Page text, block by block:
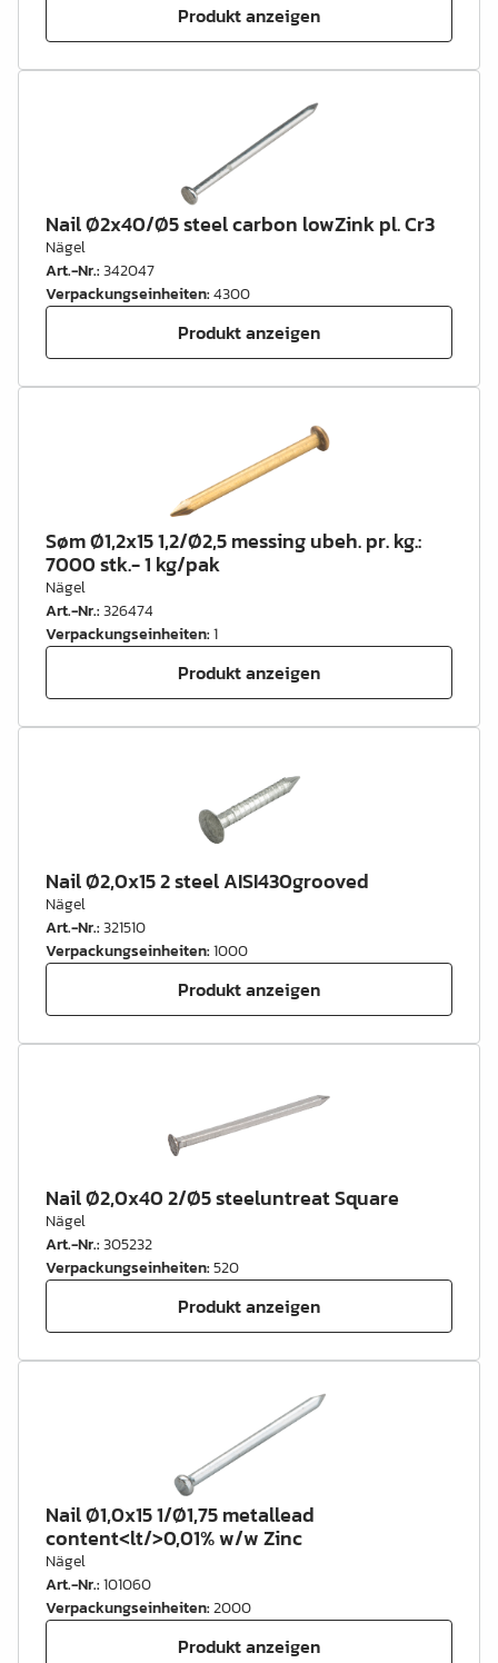
Produkt anzeigen
Nail Ø2x40/Ø5 steel carbon lowZink pl. Cr3
Nägel
Art.-Nr.:342047
Verpackungseinheiten:4300
Produkt anzeigen
Søm Ø1,2x15 1,2/Ø2,5 messing ubeh. pr. kg.:
7000 stk.- 1 kg/pak
Nägel
Art.-Nr.:326474
Verpackungseinheiten:1
Produkt anzeigen
Nail Ø2,0x15 2 steel AISI430grooved
Nägel
Art.-Nr.:321510
Verpackungseinheiten:1000
Produkt anzeigen
Nail Ø2,0x40 2/Ø5 steeluntreat Square
Nägel
Art.-Nr.:305232
Verpackungseinheiten:520
Produkt anzeigen
Nail Ø1,0x15 1/Ø1,75 metallead
content<lt/>0,01% w/w Zinc
Nägel
Art.-Nr.:101060
Verpackungseinheiten:2000
Produkt anzeigen